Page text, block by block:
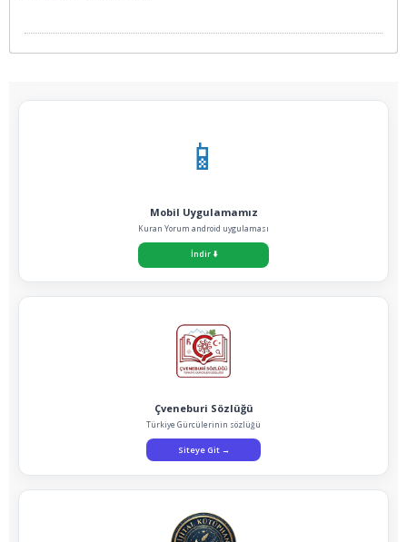
📱
Mobil Uygulamamız
Kuran Yorum android uygulaması
İndir⬇️
Çveneburi Sözlüğü
Türkiye Gürcülerinin sözlüğü
Siteye Git →